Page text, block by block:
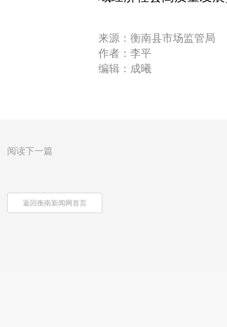
来源：衡南县市场监管局
作者：李平
编辑：成曦
阅读下一篇
返回衡南新闻网首页